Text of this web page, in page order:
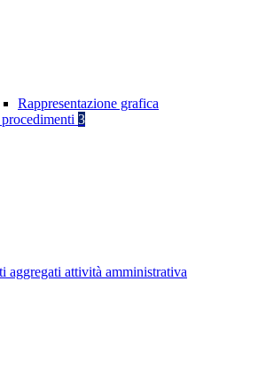
Rappresentazione grafica
3
aggregati attività amministrativa